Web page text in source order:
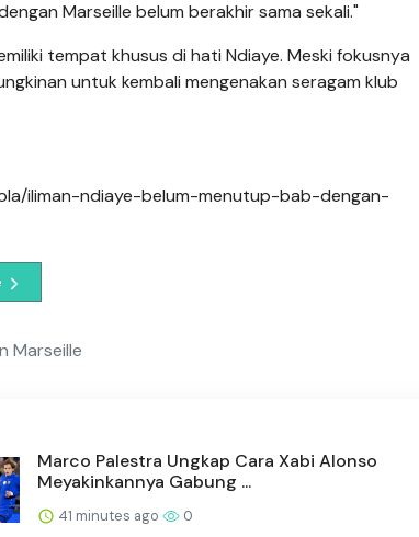
Marseille belum berakhir sama sekali."
tempat khusus di hati Ndiaye. Meski fokusnya
untuk kembali mengenakan seragam klub
iliman-ndiaye-belum-menutup-bab-dengan-
Marseille
Marco Palestra Ungkap Cara Xabi Alonso
Meyakinkannya Gabung ...
41 minutes ago 0